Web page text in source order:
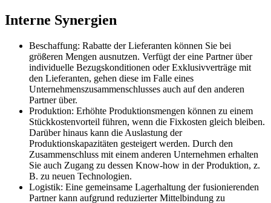
Interne Synergien
Beschaffung: Rabatte der Lieferanten können Sie bei
größeren Mengen ausnutzen. Verfügt der eine Partner über
individuelle Bezugskonditionen oder Exklusivverträge mit
den Lieferanten, gehen diese im Falle eines
Unternehmenszusammenschlusses auch auf den anderen
Partner über.
Produktion: Erhöhte Produktionsmengen können zu einem
Stückkostenvorteil führen, wenn die Fixkosten gleich bleiben.
Darüber hinaus kann die Auslastung der
Produktionskapazitäten gesteigert werden. Durch den
Zusammenschluss mit einem anderen Unternehmen erhalten
Sie auch Zugang zu dessen Know-how in der Produktion, z.
B. zu neuen Technologien.
Logistik: Eine gemeinsame Lagerhaltung der fusionierenden
Partner kann aufgrund reduzierter Mittelbindung zu